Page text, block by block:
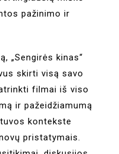
pažinimo ir
„Sengirės kinas“
skirti visą savo
filmai iš viso
ir pažeidžiamumą
kontekste
pristatymais.